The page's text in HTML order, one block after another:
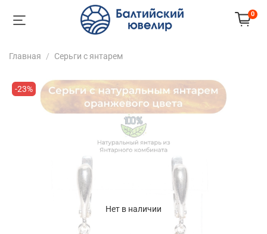
0
Главная Серьги с янтарем
Нет в наличии
-23%